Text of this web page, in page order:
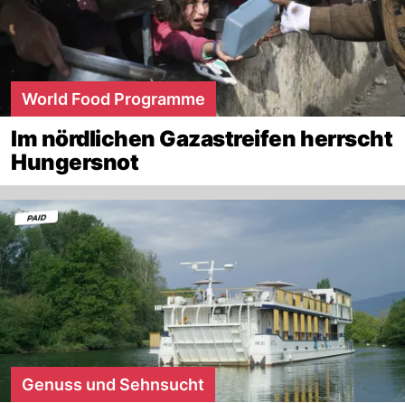
World Food Programme
Im nördlichen Gazastreifen herrscht
Hungersnot
Genuss und Sehnsucht